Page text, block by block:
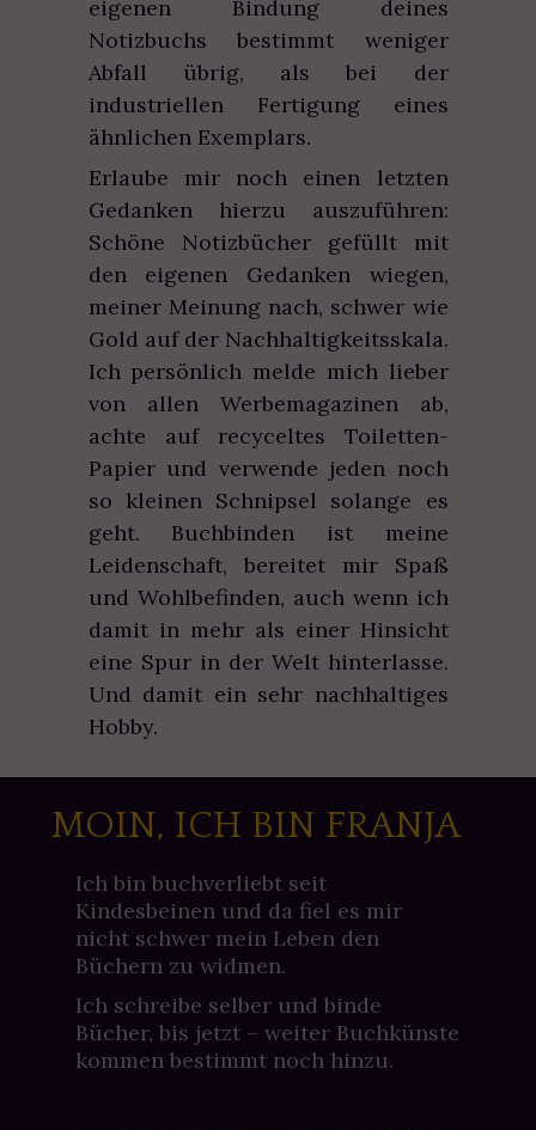
eigenen Bindung deines
Notizbuchs bestimmt weniger
Abfall übrig, als bei der
industriellen Fertigung eines
ähnlichen Exemplars.
Erlaube mir noch einen letzten
Gedanken hierzu auszuführen:
Schöne Notizbücher gefüllt mit
den eigenen Gedanken wiegen,
meiner Meinung nach, schwer wie
Gold auf der Nachhaltigkeitsskala.
Ich persönlich melde mich lieber
von allen Werbemagazinen ab,
achte auf recyceltes Toiletten-
Papier und verwende jeden noch
so kleinen Schnipsel solange es
geht. Buchbinden ist meine
Leidenschaft, bereitet mir Spaß
und Wohlbefinden, auch wenn ich
damit in mehr als einer Hinsicht
eine Spur in der Welt hinterlasse.
Und damit ein sehr nachhaltiges
Hobby.
MOIN, ICH BIN FRANJA
Ich bin buchverliebt seit
Kindesbeinen und da fiel es mir
nicht schwer mein Leben den
Büchern zu widmen.
Ich schreibe selber und binde
Bücher, bis jetzt – weiter Buchkünste
kommen bestimmt noch hinzu.